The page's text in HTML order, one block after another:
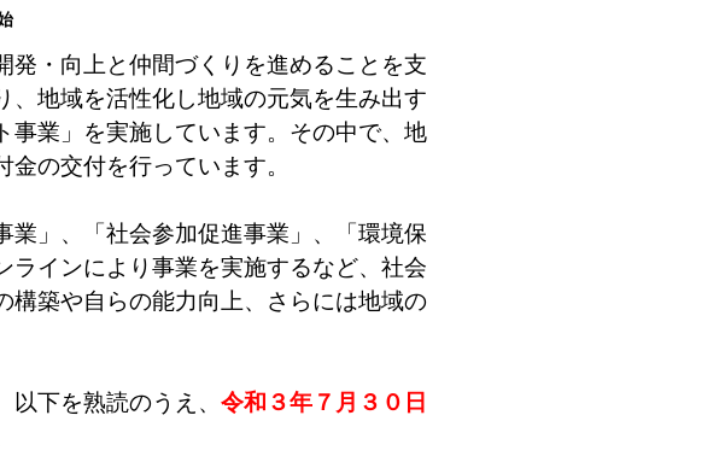
・向上と仲間づくりを進めることを支
地域を活性化し地域の元気を生み出す
事業」を実施しています。その中で、地
の交付を行っています。
」、「社会参加促進事業」、「環境保
インにより事業を実施するなど、社会
築や自らの能力向上、さらには地域の
下を熟読のうえ、 令和３年７月３０日